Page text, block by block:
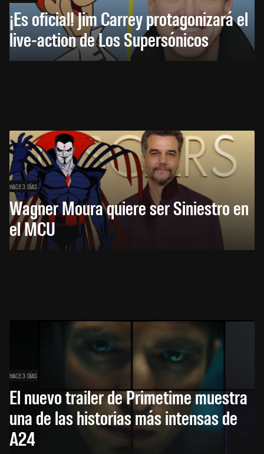
¡Es oficial! Jim Carrey protagonizará el
live-action de Los Supersónicos
HACE 3 DÍAS
Wagner Moura quiere ser Siniestro en
el MCU
HACE 3 DÍAS
El nuevo trailer de Primetime muestra
una de las historias más intensas de
A24